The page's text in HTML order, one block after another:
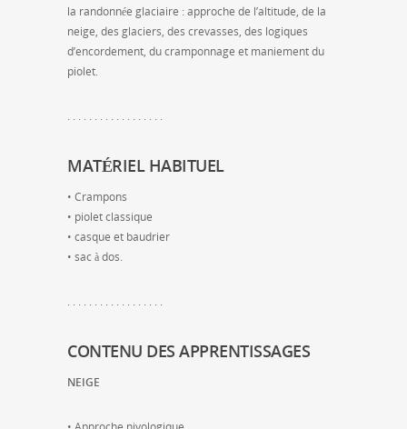
la randonnée glaciaire : approche de l’altitude, de la
neige, des glaciers, des crevasses, des logiques
d’encordement, du cramponnage et maniement du
piolet.
. . . . . . . . . . . . . . . . . .
MATÉRIEL HABITUEL
• Crampons
• piolet classique
• casque et baudrier
• sac à dos.
. . . . . . . . . . . . . . . . . .
CONTENU DES APPRENTISSAGES
NEIGE